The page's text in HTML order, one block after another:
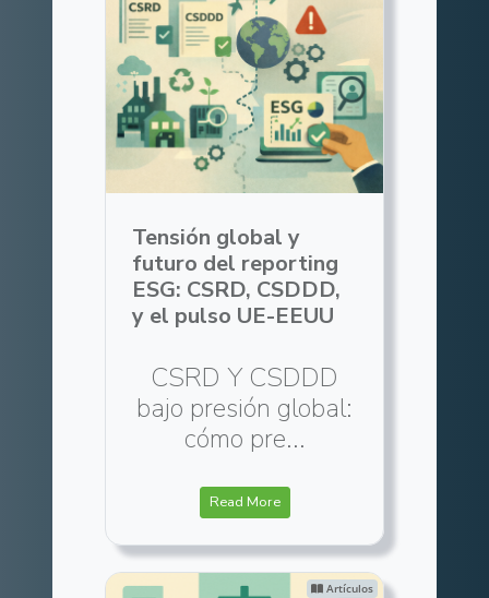
Tensión global y
futuro del reporting
ESG: CSRD, CSDDD,
y el pulso UE-EEUU
CSRD Y CSDDD
bajo presión global:
cómo pre...
Read More
Artículos